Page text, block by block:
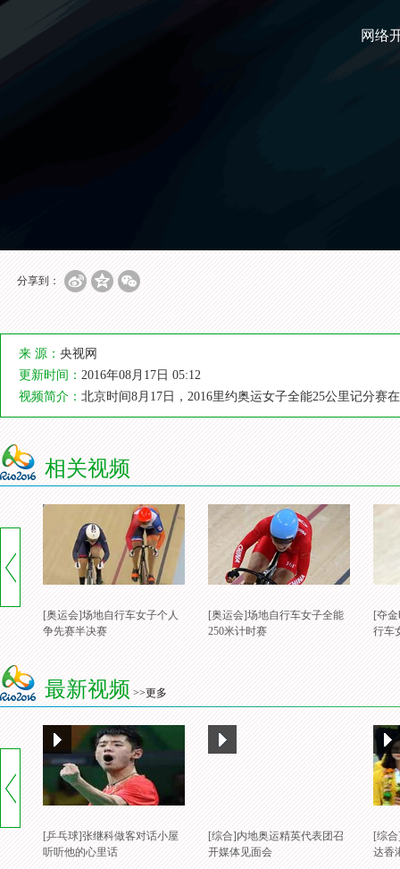
网络
分享到：
来 源： 央视网
更新时间： 2016年08月17日 05:12
视频简介： 北京时间8月17日，2016里约奥运女子全能25公里记分
相关视频
[奥运会]场地自行车女子个人
争先赛半决赛
[奥运会]场地自行车女子全能
250米计时赛
[夺
行车
[奥运会]场地自行车女子争先
赛 1/8决赛复活赛
最新视频 >>更多
[乒乓球]张继科做客对话小屋
听听他的心里话
[综合]内地奥运精英代表团召
开媒体见面会
[综
达香